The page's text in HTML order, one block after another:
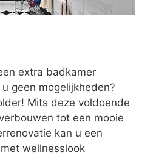
extra badkamer
geen mogelijkheden?
Mits deze voldoende
tot een mooie
kan u een
wellnesslook